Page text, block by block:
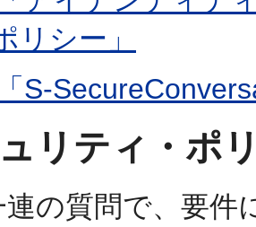
リシー」
S-
リティ・ポ
連の質問で、要